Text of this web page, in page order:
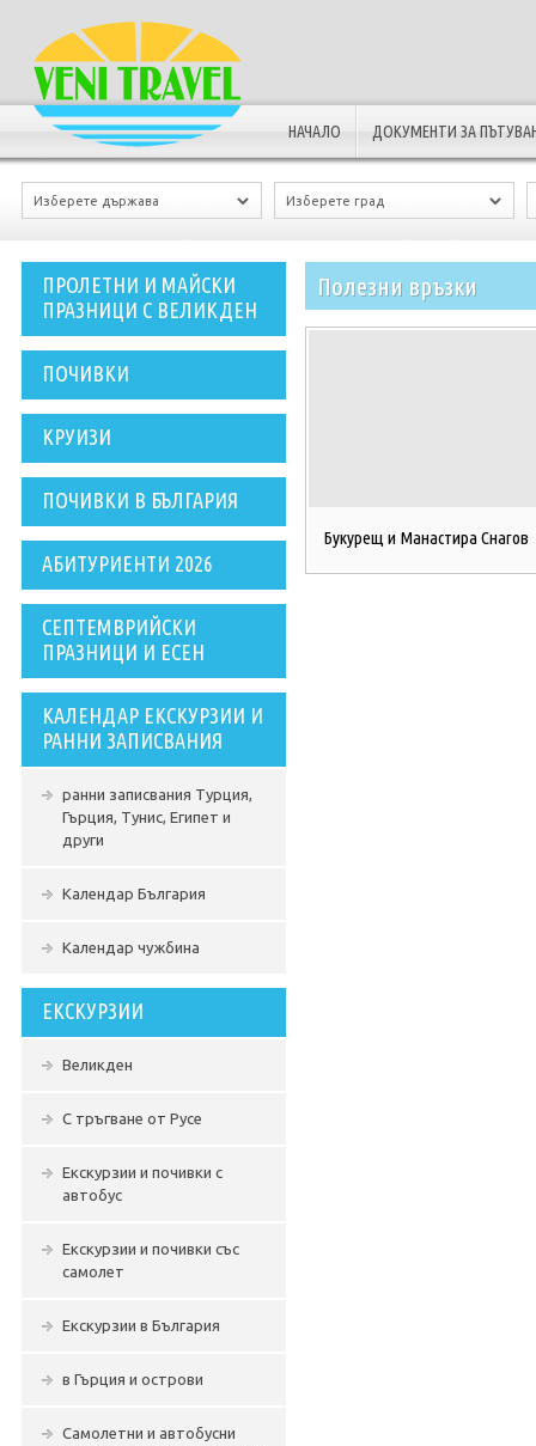
НАЧАЛО ДОКУМЕНТИ ЗА
ПРОЛЕТНИ И МАЙСКИ
ПРАЗНИЦИ С ВЕЛИКДЕН
ПОЧИВКИ
КРУИЗИ
ПОЧИВКИ В БЪЛГАРИЯ
АБИТУРИЕНТИ 2026
СЕПТЕМВРИЙСКИ
ПРАЗНИЦИ И ЕСЕН
КАЛЕНДАР ЕКСКУРЗИИ И
РАННИ ЗАПИСВАНИЯ
ранни записвания Турция,
Гърция, Тунис, Египет и
други
Календар България
Календар чужбина
ЕКСКУРЗИИ
Великден
С тръгване от Русе
Екскурзии и почивки с
автобус
Екскурзии и почивки със
самолет
Екскурзии в България
в Гърция и острови
Самолетни и автобусни
Полезни връзки
Букурещ и Манастира Снагов